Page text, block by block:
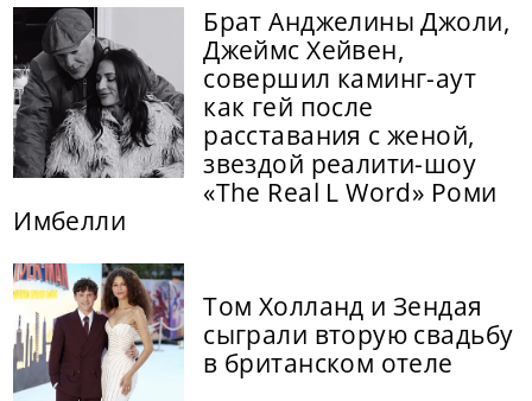
Брат Анджелины Джоли,
Джеймс Хейвен,
совершил каминг-аут
как гей после
расставания с женой,
звездой реалити-шоу
«The Real L Word» Роми
Имбелли
Том Холланд и Зендая
сыграли вторую свадьбу
в британском отеле